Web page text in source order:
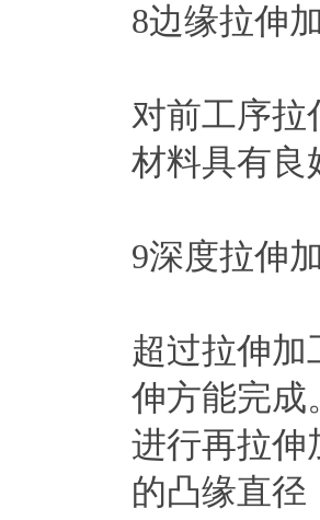
8边缘拉伸
对前工序拉
材料具有良
9深度拉伸
超过拉伸加
伸方能完成
进行再拉伸
的凸缘直径